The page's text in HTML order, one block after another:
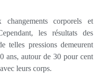
corporels et
les résultats des
telles pressions demeurent
ans, autour de 30 pour cent
leurs corps.